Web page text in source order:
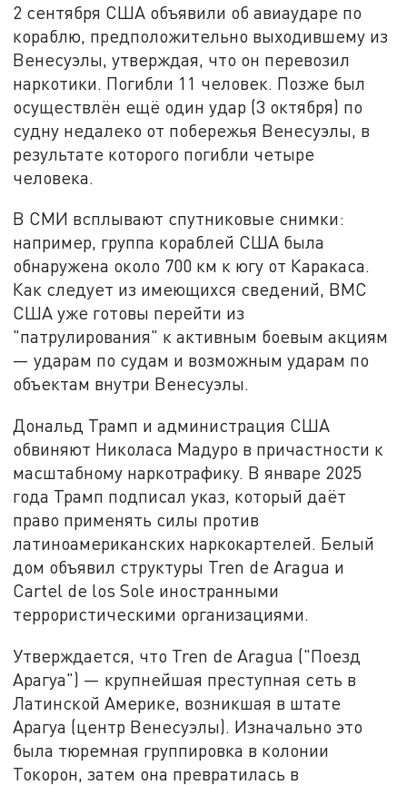
2 сентября США объявили об авиаударе по
кораблю, предположительно выходившему из
Венесуэлы, утверждая, что он перевозил
наркотики. Погибли 11 человек. Позже был
осуществлён ещё один удар (3 октября) по
судну недалеко от побережья Венесуэлы, в
результате которого погибли четыре
человека.
В СМИ всплывают спутниковые снимки:
например, группа кораблей США была
обнаружена около 700 км к югу от Каракаса.
Как следует из имеющихся сведений, ВМС
США уже готовы перейти из
"патрулирования" к активным боевым акциям
— ударам по судам и возможным ударам по
объектам внутри Венесуэлы.
Дональд Трамп и администрация США
обвиняют Николаса Мадуро в причастности к
масштабному наркотрафику. В январе 2025
года Трамп подписал указ, который даёт
право применять силы против
латиноамериканских наркокартелей. Белый
дом объявил структуры Tren de Aragua и
Cartel de los Sole иностранными
террористическими организациями.
Утверждается, что Tren de Aragua ("Поезд
Арагуа") — крупнейшая преступная сеть в
Латинской Америке, возникшая в штате
Арагуа (центр Венесуэлы). Изначально это
была тюремная группировка в колонии
Токорон, затем она превратилась в